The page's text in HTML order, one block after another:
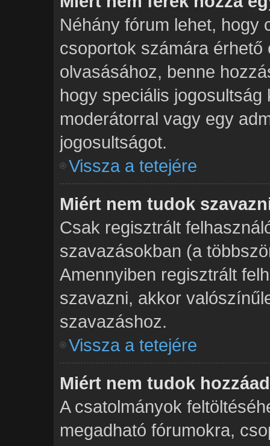
Néhány fórum lehet, hogy
csoportok számára érhető
olvasásához, benne
hogy speciális
moderátorral vagy egy
jogosultságot.
Vissza a tetejére
Miért nem tudok
Csak regisztrált
szavazásokban (a
Amennyiben regisztrált
szavazni, akkor
szavazáshoz.
Vissza a tetejére
Miért nem tudok
A csatolmányok
megadható fórumokra,